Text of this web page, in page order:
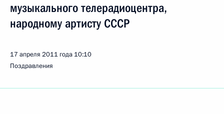
музыкального телерадиоцентра,
народному артисту СССР
17 апреля 2011 года 10:10
Поздравления